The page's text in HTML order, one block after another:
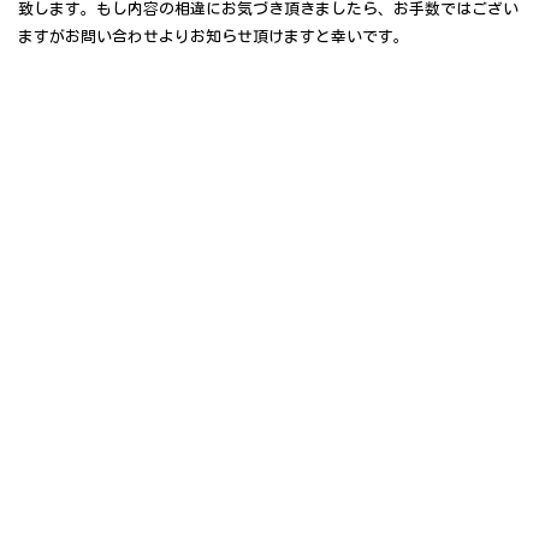
致します。もし内容の相違にお気づき頂きましたら、お手数ではござい
ますがお問い合わせよりお知らせ頂けますと幸いです。